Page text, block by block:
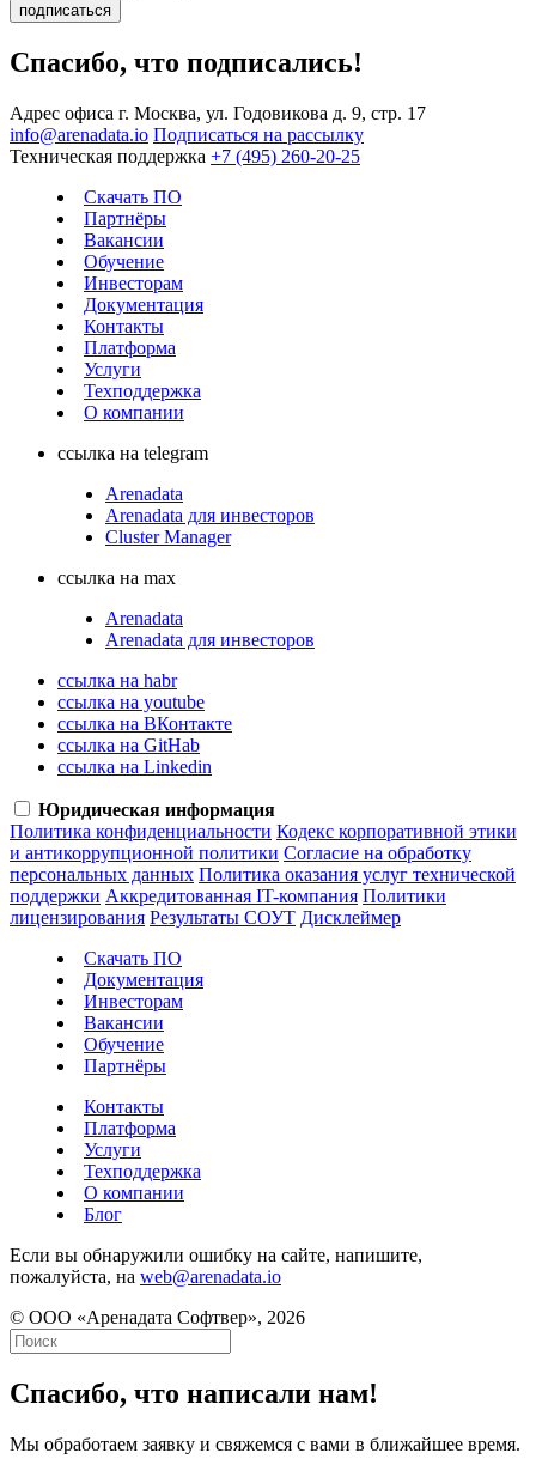
подписаться
Спасибо, что подписались!
Адрес офиса г. Москва, ул. Годовикова д. 9, стр. 17
info@arenadata.io Подписаться на рассылку
Техническая поддержка +7 (495) 260-20-25
Скачать ПО
Партнёры
Вакансии
Обучение
Инвесторам
Документация
Контакты
Платформа
Услуги
Техподдержка
О компании
ссылка на telegram
Arenadata
Arenadata для инвесторов
Cluster Manager
ссылка на max
Arenadata
Arenadata для инвесторов
ссылка на habr
ссылка на youtube
ссылка на ВКонтакте
ссылка на GitHab
ссылка на Linkedin
Юридическая информация
Политика конфиденциальности Кодекс корпоративной этики
и антикоррупционной политики Согласие на обработку
персональных данных Политика оказания услуг технической
поддержки Аккредитованная IT-компания Политики
лицензирования Результаты СОУТ Дисклеймер
Скачать ПО
Документация
Инвесторам
Вакансии
Обучение
Партнёры
Контакты
Платформа
Услуги
Техподдержка
О компании
Блог
Если вы обнаружили ошибку на сайте, напишите,
пожалуйста, на web@arenadata.io
© ООО «Аренадата Софтвер», 2026
Спасибо, что написали нам!
Мы обработаем заявку и свяжемся с вами в ближайшее время.